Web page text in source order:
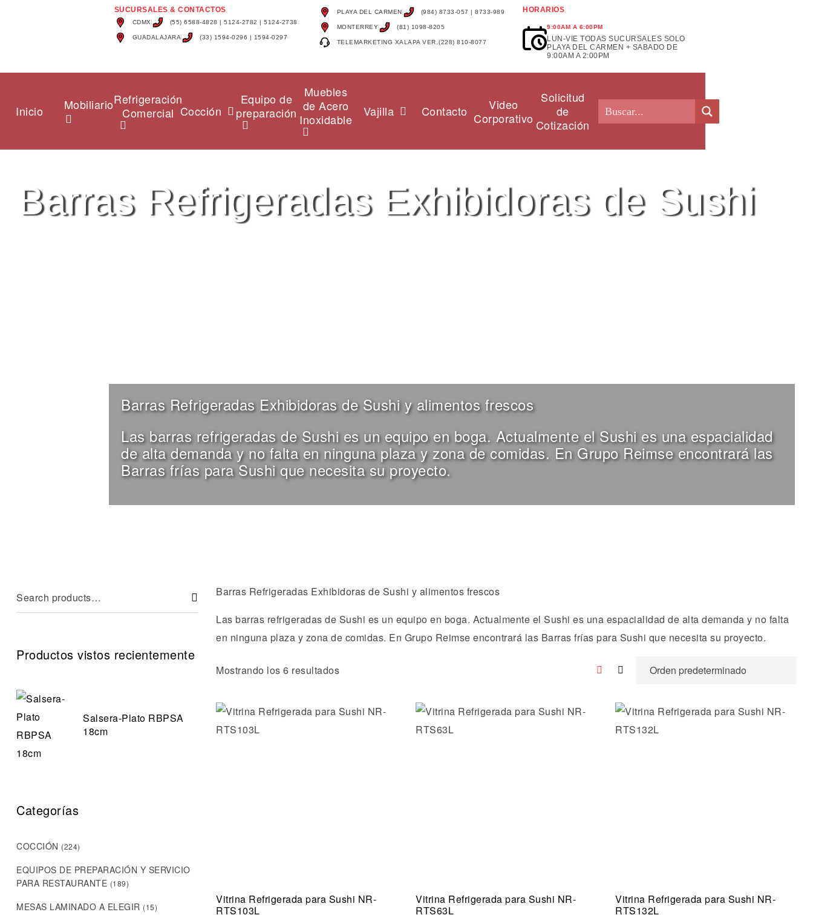
SUCURSALES & CONTACTOS
CDMX (55) 6588-4828 | 5124-2782 | 5124-2738
GUADALAJARA (33) 1594-0296 | 1594-0297
PLAYA DEL CARMEN (984) 8733-057 | 8733-989
MONTERREY (81) 1098-8205
TELEMARKETING XALAPA VER. (228) 810-8077
HORARIOS
9:00AM A 6:00PM
LUN-VIE TODAS SUCURSALES SOLO
PLAYA DEL CARMEN + SABADO DE
9:00AM A 2:00PM
Inicio MobiliarioRefrigeración
Comercial Cocción
Equipo de
preparación
Muebles
de Acero
Inoxidable
Vajilla Contacto
Video
Corporativo
Solicitud
de
Cotización
Barras Refrigeradas Exhibidoras de Sushi
Barras Refrigeradas Exhibidoras de Sushi y alimentos frescos
Las barras refrigeradas de Sushi es un equipo en boga. Actualmente el Sushi es una espacialidad
de alta demanda y no falta en ninguna plaza y zona de comidas. En Grupo Reimse encontrará las
Barras frías para Sushi que necesita su proyecto.
Barras Refrigeradas Exhibidoras de Sushi y alimentos frescos
Las barras refrigeradas de Sushi es un equipo en boga. Actualmente el Sushi es una espacialidad de alta demanda y no falta
en ninguna plaza y zona de comidas. En Grupo Reimse encontrará las Barras frías para Sushi que necesita su proyecto.
Mostrando los 6 resultados
Añadir a la lista de deseos
Vitrina Refrigerada para Sushi NR-
RTS103L
Añadir a la lista de deseos
Vitrina Refrigerada para Sushi NR-
RTS63L
Vitrina Refrigerada para Sushi NR-
RTS132L
Productos vistos recientemente
Salsera-Plato RBPSA
18cm
Categorías
COCCIÓN (224)
EQUIPOS DE PREPARACIÓN Y SERVICIO
PARA RESTAURANTE (189)
MESAS LAMINADO A ELEGIR (15)